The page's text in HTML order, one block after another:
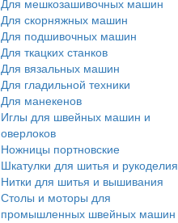
Для мешкозашивочных машин
Для скорняжных машин
Для подшивочных машин
Для ткацких станков
Для вязальных машин
Для гладильной техники
Для манекенов
Иглы для швейных машин и
оверлоков
Ножницы портновские
Шкатулки для шитья и рукоделия
Нитки для шитья и вышивания
Столы и моторы для
промышленных швейных машин